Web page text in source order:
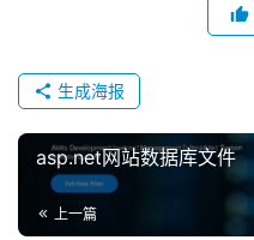
生成海报
asp.net网站数据库文件
上一篇